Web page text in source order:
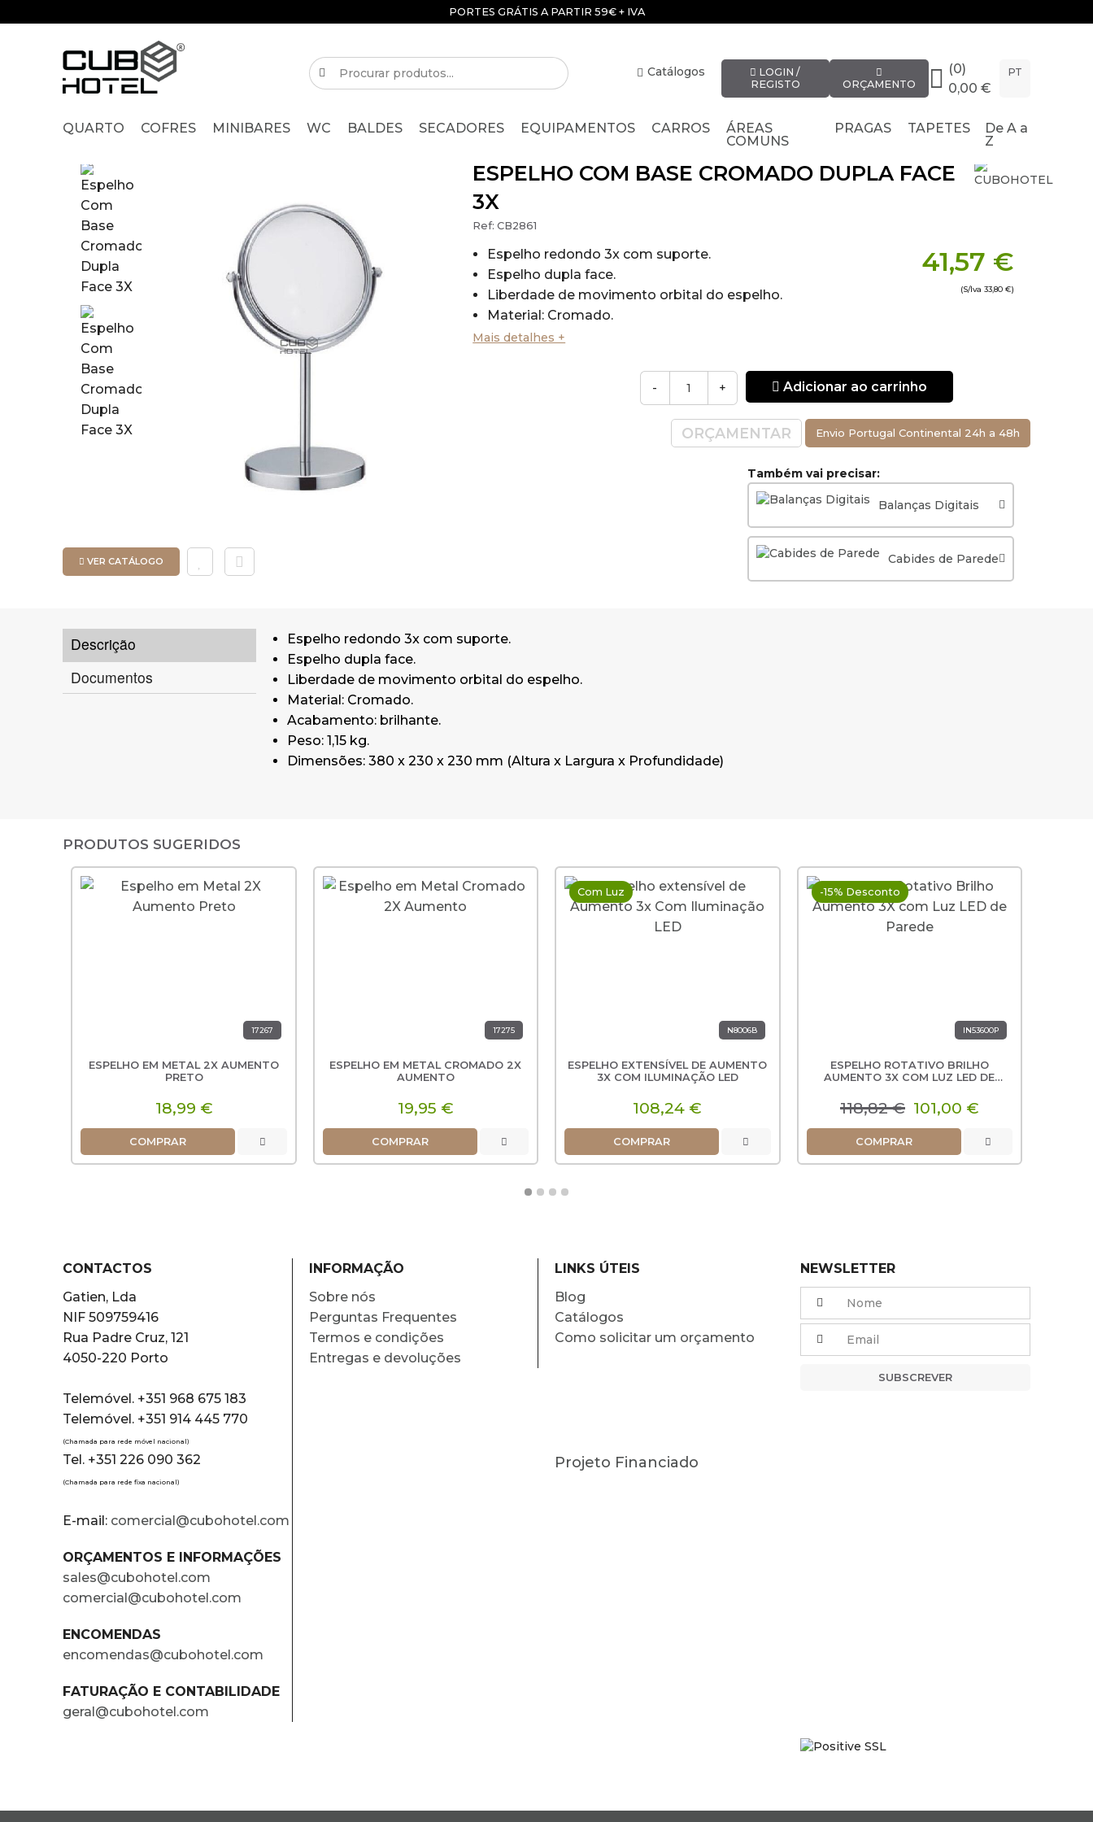
PORTES GRÁTIS A PARTIR 59€ + IVA
Catálogos
LOGIN /
REGISTO
ORÇAMENTO
(0)
0,00 €
PT
QUARTO COFRES MINIBARES WC BALDES SECADORES EQUIPAMENTOS CARROS
ÁREAS
COMUNS
PRAGAS TAPETES
De A a
Z
VER CATÁLOGO
ESPELHO COM BASE CROMADO DUPLA FACE
3X
Ref:CB2861
41,57 €
(S/Iva 33,80 €)
Espelho redondo 3x com suporte.
Espelho dupla face.
Liberdade de movimento orbital do espelho.
Material: Cromado.
Acabamento: brilhante.
Dimensões: 380 x 230 x 230 mm (Altura x Largura x
Mais detalhes +
- + Adicionar ao carrinho
ORÇAMENTAR Envio Portugal Continental 24h a 48h
Também vai precisar:
Balanças Digitais
Cabides de Parede
Descrição
Documentos
Espelho redondo 3x com suporte.
Espelho dupla face.
Liberdade de movimento orbital do espelho.
Material: Cromado.
Acabamento: brilhante.
Peso: 1,15 kg.
Dimensões: 380 x 230 x 230 mm (Altura x Largura x Profundidade)
PRODUTOS SUGERIDOS
17267
ESPELHO EM METAL 2X AUMENTO
PRETO
18,99 €
COMPRAR
17275
ESPELHO EM METAL CROMADO 2X
AUMENTO
19,95 €
COMPRAR
Com Luz
N8006B
ESPELHO EXTENSÍVEL DE AUMENTO
3X COM ILUMINAÇÃO LED
108,24 €
COMPRAR
-15% Desconto
IN53600P
ESPELHO ROTATIVO BRILHO
AUMENTO 3X COM LUZ LED DE
118,82 € 101,00 €
COMPRAR
CONTACTOS
Gatien, Lda
NIF 509759416
Rua Padre Cruz, 121
4050-220 Porto
Telemóvel. +351 968 675 183
Telemóvel. +351 914 445 770
(Chamada para rede móvel nacional)
Tel. +351 226 090 362
(Chamada para rede fixa nacional)
E-mail: comercial@cubohotel.com
ORÇAMENTOS E INFORMAÇÕES
sales@cubohotel.com
comercial@cubohotel.com
ENCOMENDAS
encomendas@cubohotel.com
FATURAÇÃO E CONTABILIDADE
geral@cubohotel.com
INFORMAÇÃO
Sobre nós
Perguntas Frequentes
Termos e condições
Entregas e devoluções
LINKS ÚTEIS
Blog
Catálogos
Como solicitar um orçamento
Projeto Financiado
NEWSLETTER
SUBSCREVER